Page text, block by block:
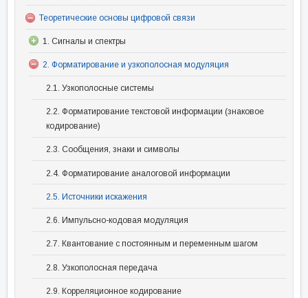
Теоретические основы цифровой связи
1. Сигналы и спектры
2. Форматирование и узкополосная модуляция
2.1. Узкополосные системы
2.2. Форматирование текстовой информации (знаковое
кодирование)
2.3. Сообщения, знаки и символы
2.4. Форматирование аналоговой информации
2.5. Источники искажения
2.6. Импульсно-кодовая модуляция
2.7. Квантование с постоянным и переменным шагом
2.8. Узкополосная передача
2.9. Корреляционное кодирование